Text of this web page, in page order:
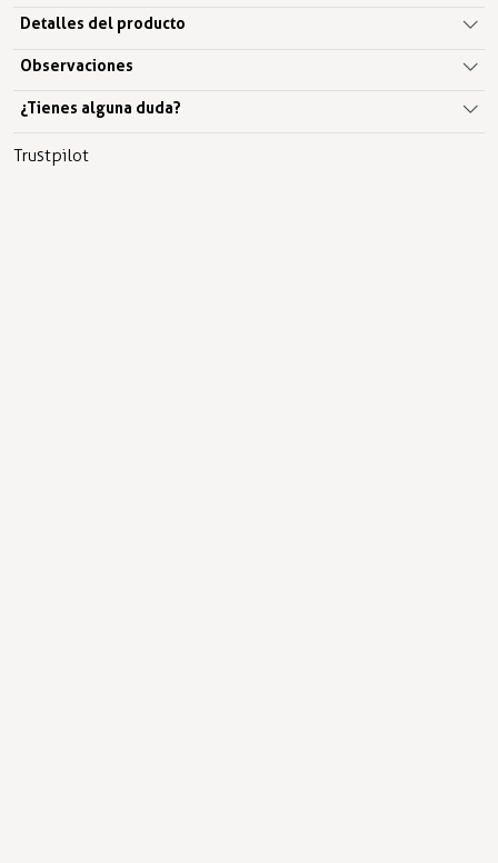
Detalles del producto
Observaciones
¿Tienes alguna duda?
Trustpilot